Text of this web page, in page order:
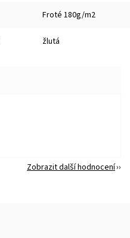
Froté 180g/m2
žlutá
Zobrazit další hodnocení